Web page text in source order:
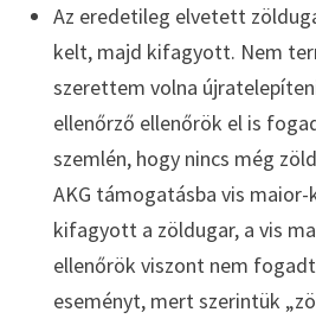
Az eredetileg elvetett
kelt, majd kifagyott. Nem
szerettem volna
ellenőrző ellenőrök el is
szemlén, hogy nincs még
AKG támogatásba vis
kifagyott a zöldugar, a vis
ellenőrök viszont nem
eseményt, mert szerintük